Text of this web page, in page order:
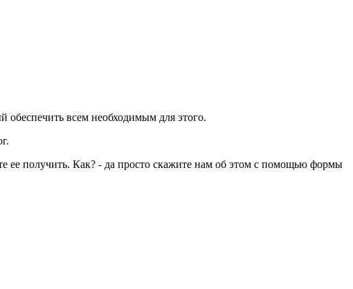
обеспечить всем необходимым для этого.
ее получить. Как? - да просто скажите нам об этом с помощью формы